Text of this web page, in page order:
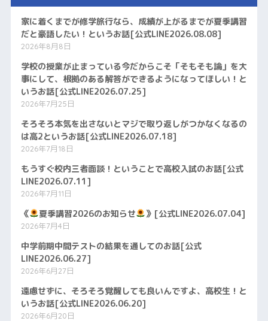
家に着くまでが修学旅行なら、成績が上がるまでが夏季講習
だと豪語したい！というお話[公式LINE2026.08.08]
2026年8月8日
学校の授業が止まっている今だからこそ「そもそも論」を大
事にして、根拠のある解答ができるようになってほしい！と
いうお話[公式LINE2026.07.25]
2026年7月25日
そろそろ本気を出さないとマジで取り返しがつかなくなるの
は高2というお話[公式LINE2026.07.18]
2026年7月18日
もうすぐ校内三者面談！ということで高校入試のお話[公式
LINE2026.07.11]
2026年7月11日
《 夏季講習2026のお知らせ 》[公式LINE2026.07.04]
2026年7月4日
中学前期中間テストの結果を通してのお話[公式
LINE2026.06.27]
2026年6月27日
遠慮せずに、そろそろ覚醒しても良いんですよ、高校生！と
いうお話[公式LINE2026.06.20]
2026年6月20日